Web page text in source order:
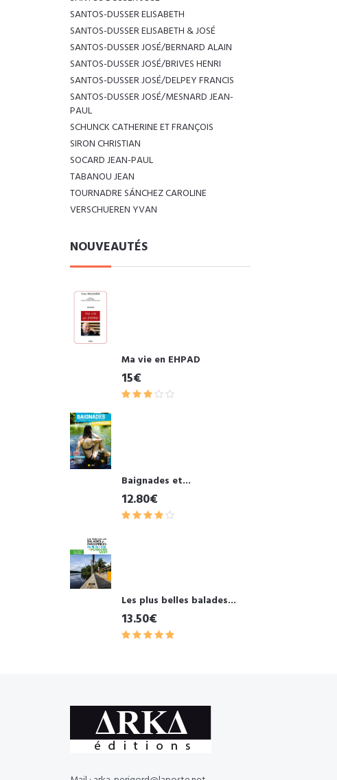
SANTOS-DUSSER ELISABETH
SANTOS-DUSSER ELISABETH & JOSÉ
SANTOS-DUSSER JOSÉ/BERNARD ALAIN
SANTOS-DUSSER JOSÉ/BRIVES HENRI
SANTOS-DUSSER JOSÉ/DELPEY FRANCIS
SANTOS-DUSSER JOSÉ/MESNARD JEAN-
PAUL
SCHUNCK CATHERINE ET FRANÇOIS
SIRON CHRISTIAN
SOCARD JEAN-PAUL
TABANOU JEAN
TOURNADRE SÁNCHEZ CAROLINE
VERSCHUEREN YVAN
NOUVEAUTÉS
Ma vie en EHPAD
15€
Baignades et...
12.80€
Les plus belles balades...
13.50€